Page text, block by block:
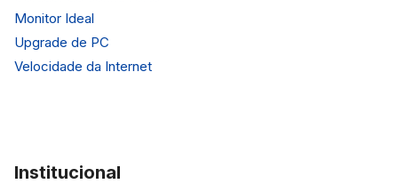
Monitor Ideal
Upgrade de PC
Velocidade da Internet
Institucional